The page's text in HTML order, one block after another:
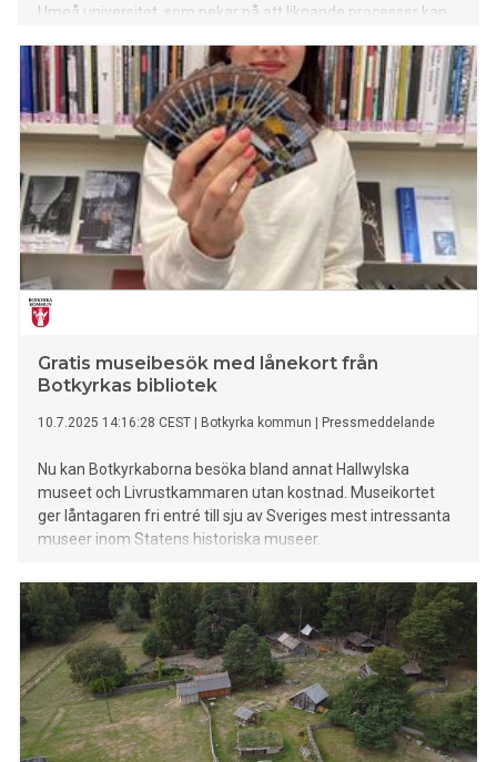
Umeå universitet, som pekar på att liknande processer kan
Gratis museibesök med lånekort från
Botkyrkas bibliotek
10.7.2025 14:16:28 CEST Botkyrka kommun Pressmeddelande
Nu kan Botkyrkaborna besöka bland annat Hallwylska
museet och Livrustkammaren utan kostnad. Museikortet
ger låntagaren fri entré till sju av Sveriges mest intressanta
museer inom Statens historiska museer.